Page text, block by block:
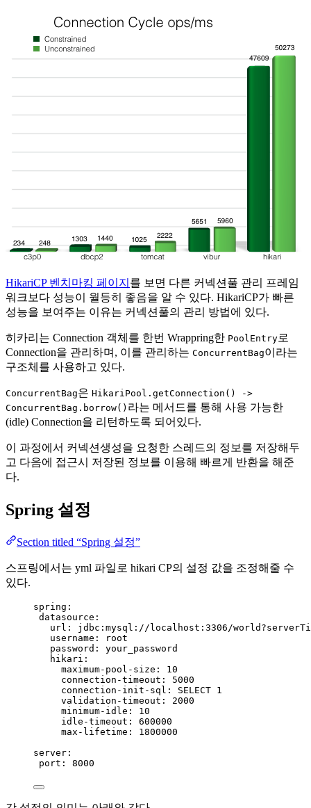
HikariCP 벤치마킹 페이지 를 보면 다른 커넥션풀 관리 프레임
워크보다 성능이 월등히 좋음을 알 수 있다. HikariCP가 빠른
성능을 보여주는 이유는 커넥션풀의 관리 방법에 있다.
히카리는 Connection 객체를 한번 Wrappring한 PoolEntry로
Connection을 관리하며, 이를 관리하는 ConcurrentBag이라는
구조체를 사용하고 있다.
ConcurrentBag은 HikariPool.getConnection() ->
ConcurrentBag.borrow() 라는 메서드를 통해 사용 가능한
(idle) Connection을 리턴하도록 되어있다.
이 과정에서 커넥션생성을 요청한 스레드의 정보를 저장해두
고 다음에 접근시 저장된 정보를 이용해 빠르게 반환을 해준
다.
Spring 설정
Section titled “Spring 설정”
스프링에서는 yml 파일로 hikari CP의 설정 값을 조정해줄 수
있다.
spring :
datasource :
url : jdbc:mysql://localhost:3306/
username :
root
password : your_password
hikari :
maximum-pool-size : 10
connection-timeout : 5000
connection-init-sql : SELECT 1
validation-timeout : 2000
minimum-idle : 10
idle-timeout : 600000
max-lifetime : 1800000
server :
port : 8000